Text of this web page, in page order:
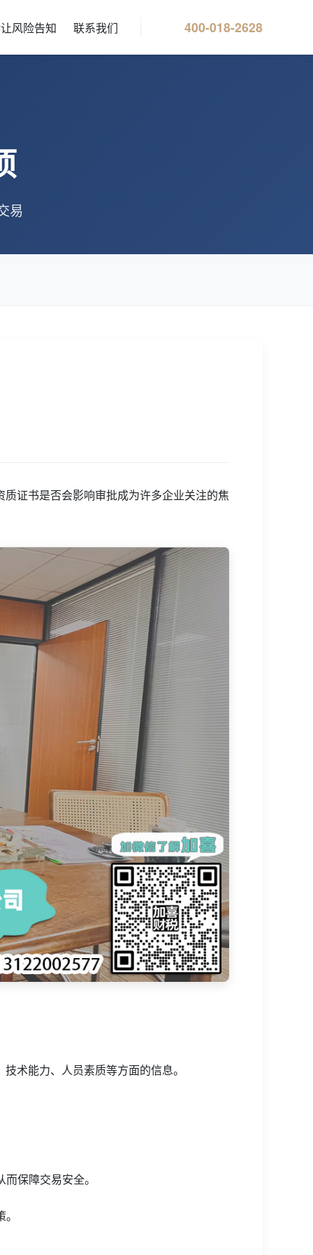
风险告知 联系我们 400-018-2628
易
证书是否会影响审批成为许多企业关注的焦
术能力、人员素质等方面的信息。
保障交易安全。